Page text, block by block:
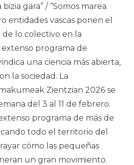
gara” / “Somos marea
entidades vascas ponen el
lo colectivo en la
programa de
una ciencia más abierta,
la sociedad. La
Zientzian 2026 se
del 3 al 11 de febrero.
programa de más de
todo el territorio del
cómo las pequeñas
un gran movimiento.